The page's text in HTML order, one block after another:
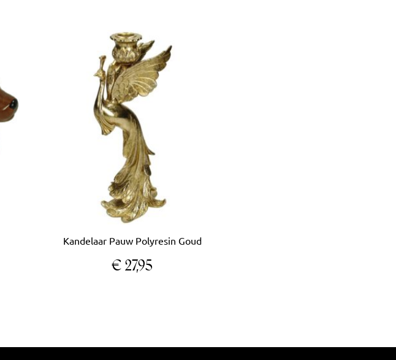
Kandelaar Pauw Polyresin Goud
€ 27,95